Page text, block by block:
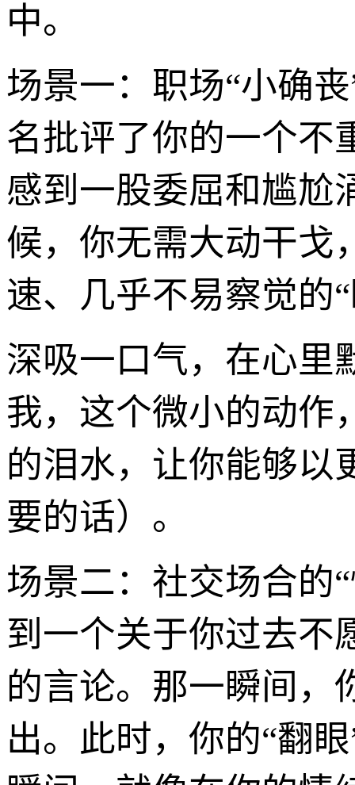
中。
场景一：职场“小确
名批评了你的一个不
感到一股委屈和尴尬
候，你无需大动干戈
速、几乎不易察觉的
深吸一口气，在心里
我，这个微小的动作
的泪水，让你能够以
要的话）。
场景二：社交场合的
到一个关于你过去不
的言论。那一瞬间，
出。此时，你的“翻